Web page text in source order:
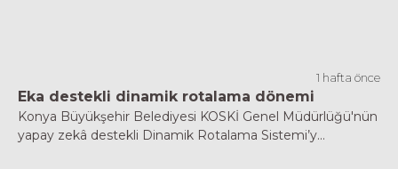
1 hafta önce
Eka destekli dinamik rotalama dönemi
Konya Büyükşehir Belediyesi KOSKİ Genel Müdürlüğü'nün
yapay zekâ destekli Dinamik Rotalama Sistemi’y...